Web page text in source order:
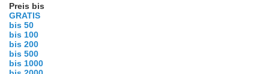
Preis bis
GRATIS
bis 50
bis 100
bis 200
bis 500
bis 1000